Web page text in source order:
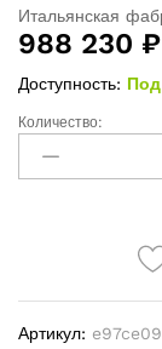
Итальянская
988 230 ₽
Доступность: Под
Ковёр
Minotti
Dibbets
Количество:
Артикул: